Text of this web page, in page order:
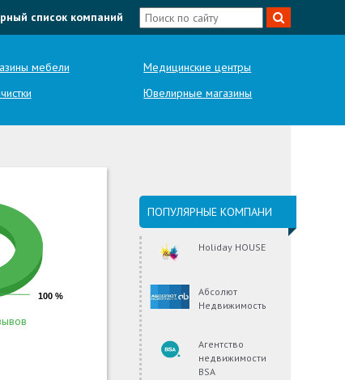
список компаний
мебели
Медицинские центры
Ювелирные магазины
100 %
ПОПУЛЯРНЫЕ КОМПАНИ
Holiday HOUSE
Абсолют
Недвижимость
Агентство
недвижимости
BSA